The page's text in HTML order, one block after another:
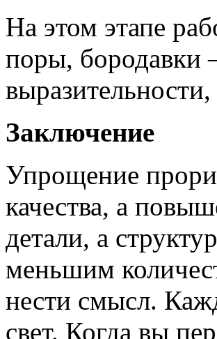
На этом этапе
поры,
Заключение
Упрощение
качества, а
детали, а
меньшим
нести смысл.
свет. Когда вы